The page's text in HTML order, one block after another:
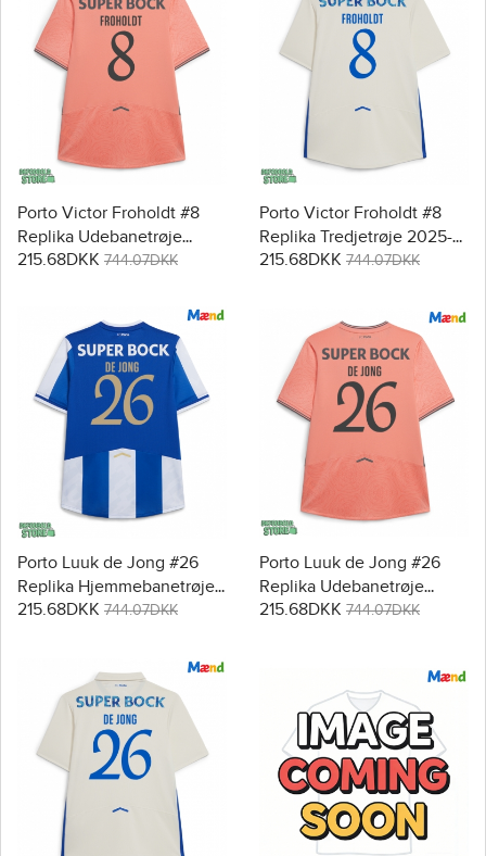
Porto Victor Froholdt #8
Replika Udebanetrøje
2025-26 Kortærmet
215.68DKK 744.07DKK
Porto Victor Froholdt #8
Replika Tredjetrøje 2025-
26 Kortærmet
215.68DKK 744.07DKK
Porto Luuk de Jong #26
Replika Hjemmebanetrøje
2025-26 Kortærmet
215.68DKK 744.07DKK
Porto Luuk de Jong #26
Replika Udebanetrøje
2025-26 Kortærmet
215.68DKK 744.07DKK